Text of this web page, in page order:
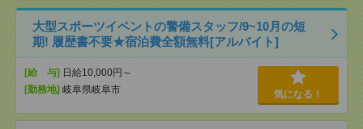
大型スポーツイベントの警備スタッフ/9~10月の短
期! 履歴書不要★宿泊費全額無料[アルバイト]
[給 与] 日給10,000円～
[勤務地] 岐阜県岐阜市 気になる！